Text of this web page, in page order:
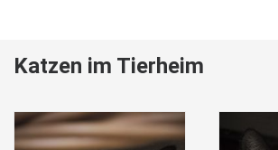
Katzen im Tierheim